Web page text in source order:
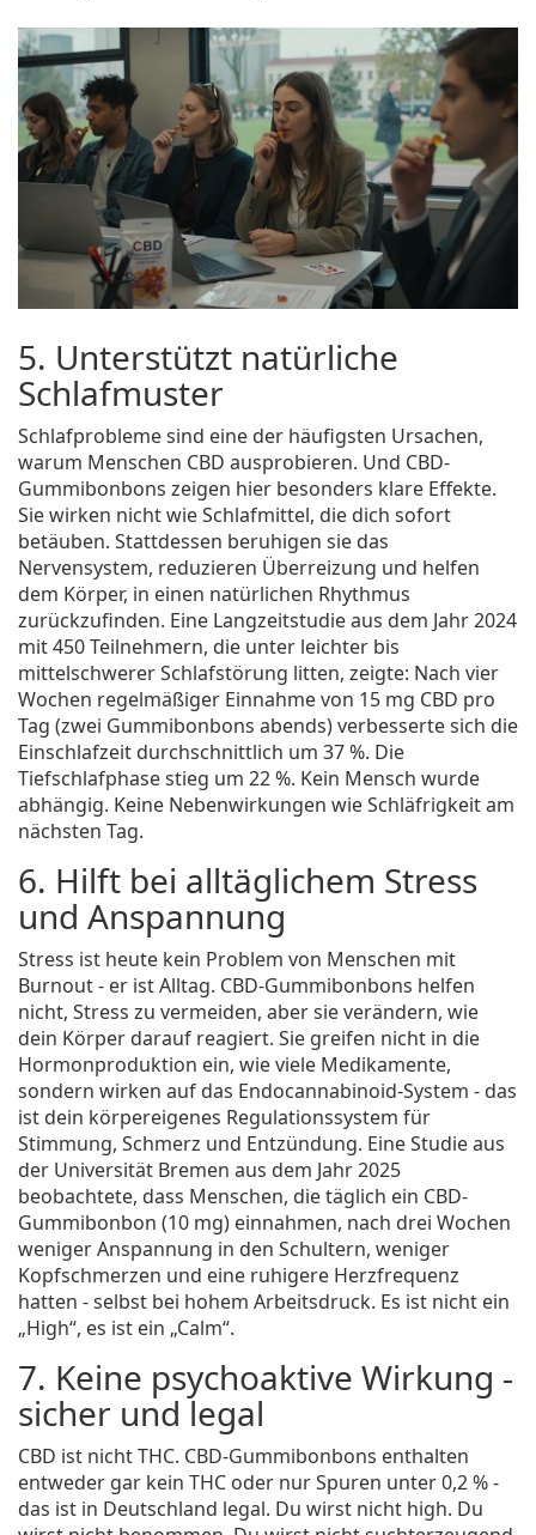
5. Unterstützt natürliche
Schlafmuster
Schlafprobleme sind eine der häufigsten Ursachen,
warum Menschen CBD ausprobieren. Und CBD-
Gummibonbons zeigen hier besonders klare Effekte.
Sie wirken nicht wie Schlafmittel, die dich sofort
betäuben. Stattdessen beruhigen sie das
Nervensystem, reduzieren Überreizung und helfen
dem Körper, in einen natürlichen Rhythmus
zurückzufinden. Eine Langzeitstudie aus dem Jahr 2024
mit 450 Teilnehmern, die unter leichter bis
mittelschwerer Schlafstörung litten, zeigte: Nach vier
Wochen regelmäßiger Einnahme von 15 mg CBD pro
Tag (zwei Gummibonbons abends) verbesserte sich die
Einschlafzeit durchschnittlich um 37 %. Die
Tiefschlafphase stieg um 22 %. Kein Mensch wurde
abhängig. Keine Nebenwirkungen wie Schläfrigkeit am
nächsten Tag.
6. Hilft bei alltäglichem Stress
und Anspannung
Stress ist heute kein Problem von Menschen mit
Burnout - er ist Alltag. CBD-Gummibonbons helfen
nicht, Stress zu vermeiden, aber sie verändern, wie
dein Körper darauf reagiert. Sie greifen nicht in die
Hormonproduktion ein, wie viele Medikamente,
sondern wirken auf das Endocannabinoid-System - das
ist dein körpereigenes Regulationssystem für
Stimmung, Schmerz und Entzündung. Eine Studie aus
der Universität Bremen aus dem Jahr 2025
beobachtete, dass Menschen, die täglich ein CBD-
Gummibonbon (10 mg) einnahmen, nach drei Wochen
weniger Anspannung in den Schultern, weniger
Kopfschmerzen und eine ruhigere Herzfrequenz
hatten - selbst bei hohem Arbeitsdruck. Es ist nicht ein
„High“, es ist ein „Calm“.
7. Keine psychoaktive Wirkung -
sicher und legal
CBD ist nicht THC. CBD-Gummibonbons enthalten
entweder gar kein THC oder nur Spuren unter 0,2 % -
das ist in Deutschland legal. Du wirst nicht high. Du